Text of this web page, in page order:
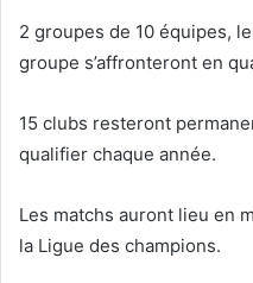
2 groupes de 10 équipes,
groupe s’affronteront en
15 clubs resteront
qualifier chaque année.
Les matchs auront lieu en
la Ligue des champions.